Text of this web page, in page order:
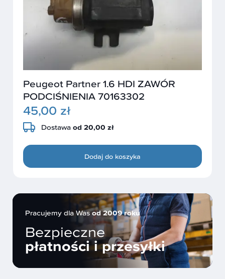
Peugeot Partner 1.6 HDI ZAWÓR
PODCIŚNIENIA 70163302
45,00 zł
Dostawa od 20,00 zł
Dodaj do koszyka
Pracujemy dla Wasod 2009 roku
Bezpieczne
płatności i przesyłki